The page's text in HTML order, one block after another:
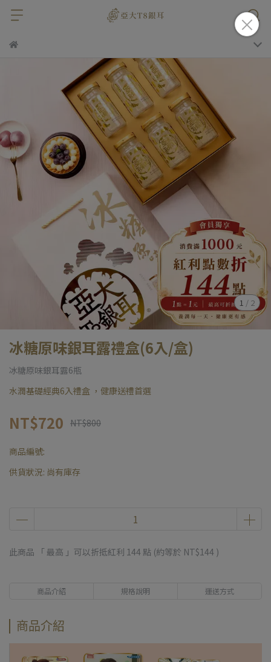
1 / 2
冰糖原味銀耳露禮盒(6入/盒)
冰糖原味銀耳露6瓶
水潤基礎經典6入禮盒 ，健康送禮首選
NT$720 NT$800
商品編號:
供貨狀況: 尚有庫存
此商品 「 最高 」可以折抵紅利 144 點 (約等於 NT$144 )
商品介紹 規格說明 運送方式
商品介紹